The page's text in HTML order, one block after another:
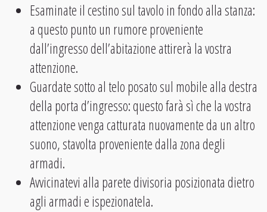
Esaminate il cestino sul tavolo in fondo alla stanza:
a questo punto un rumore proveniente
dall’ingresso dell’abitazione attirerà la vostra
attenzione.
Guardate sotto al telo posato sul mobile alla destra
della porta d’ingresso: questo farà sì che la vostra
attenzione venga catturata nuovamente da un altro
suono, stavolta proveniente dalla zona degli
armadi.
Avvicinatevi alla parete divisoria posizionata dietro
agli armadi e ispezionatela.